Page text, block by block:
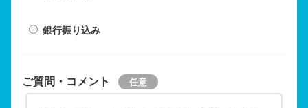
銀行振り込み
ご質問・コメント